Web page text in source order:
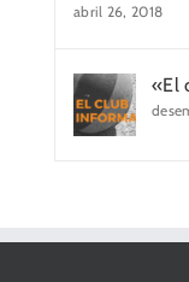
abril 26, 2018
«El